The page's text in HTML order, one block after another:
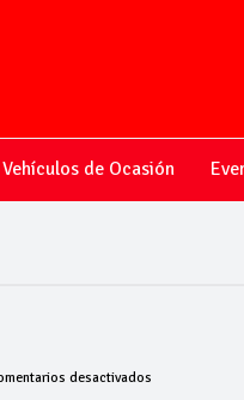
Vehículos de Ocasión
desactivadosen